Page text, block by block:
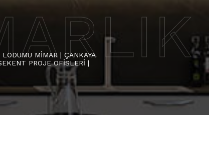
MİMAR | ÇANKAYA
PROJE OFİSLERİ |